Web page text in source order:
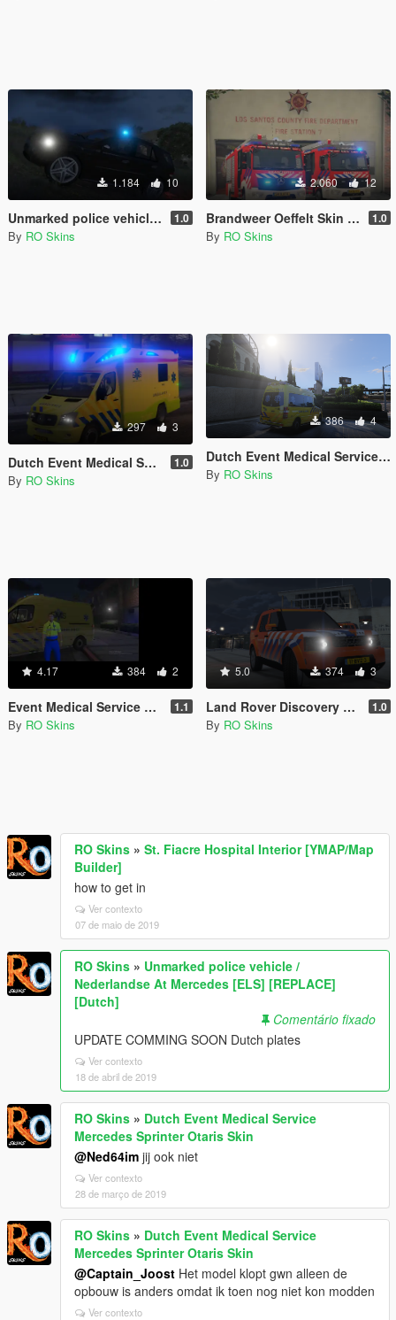
1.184 10
Unmarked police vehicle / Nederlandse At Mercedes [ELS] [REPLACE] [Dutch] 1.0
By RO Skins
2.060 12
Brandweer Oeffelt Skin - [Dutch] Fire Dept. Oeffelt Skin [ELS] [Replace] 1.0
By RO Skins
297 3
Dutch Event Medical Service Tigris Skin 1.0
By RO Skins
386 4
Dutch Event Medical Service Mercedes Sprinter Otaris Skin
By RO Skins
4.17 384 2
Event Medical Service Dutch clothes 1.1
By RO Skins
5.0 374 3
Land Rover Discovery 4 dutch lifeguard/Reddingsbrigade 1.0
By RO Skins
RO Skins » St. Fiacre Hospital Interior [YMAP/Map
Builder]
how to get in
Ver contexto
07 de maio de 2019
RO Skins » Unmarked police vehicle /
Nederlandse At Mercedes [ELS] [REPLACE]
[Dutch]
Comentário fixado
UPDATE COMMING SOON Dutch plates
Ver contexto
18 de abril de 2019
RO Skins » Dutch Event Medical Service
Mercedes Sprinter Otaris Skin
@Ned64im jij ook niet
Ver contexto
28 de março de 2019
RO Skins » Dutch Event Medical Service
Mercedes Sprinter Otaris Skin
@Captain_Joost Het model klopt gwn alleen de
opbouw is anders omdat ik toen nog niet kon modden
Ver contexto